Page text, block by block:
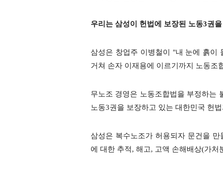
우리는 삼성이 헌법에 보장된 노동3권
삼성은 창업주 이병철이 "내 눈에 흙이
거쳐 손자 이재용에 이르기까지 노동
무노조 경영은 노동조합법을 부정하는
노동3권을 보장하고 있는 대한민국 헌
삼성은 복수노조가 허용되자 문건을
에 대한 추적, 해고, 고액 손해배상(가